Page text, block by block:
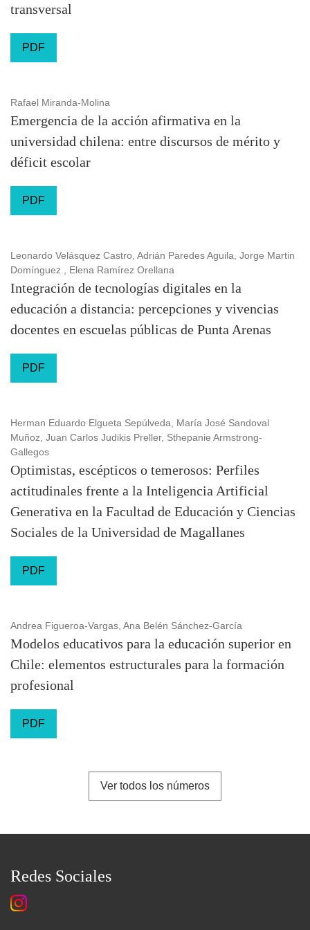
transversal
PDF
Rafael Miranda-Molina
Emergencia de la acción afirmativa en la
universidad chilena: entre discursos de mérito y
déficit escolar
PDF
Leonardo Velásquez Castro, Adrián Paredes Aguila, Jorge Martin
Domínguez , Elena Ramírez Orellana
Integración de tecnologías digitales en la
educación a distancia: percepciones y vivencias
docentes en escuelas públicas de Punta Arenas
PDF
Herman Eduardo Elgueta Sepúlveda, María José Sandoval
Muñoz, Juan Carlos Judikis Preller, Sthepanie Armstrong-
Gallegos
Optimistas, escépticos o temerosos: Perfiles
actitudinales frente a la Inteligencia Artificial
Generativa en la Facultad de Educación y Ciencias
Sociales de la Universidad de Magallanes
PDF
Andrea Figueroa-Vargas, Ana Belén Sánchez-García
Modelos educativos para la educación superior en
Chile: elementos estructurales para la formación
profesional
PDF
Ver todos los números
Redes Sociales